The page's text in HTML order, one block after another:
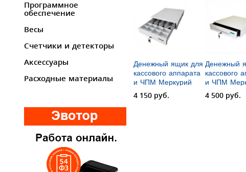
Программное
обеспечение
Весы
Счетчики и детекторы
Аксессуары
Расходные материалы
Денежный ящик для
кассового аппарата
и ЧПМ Меркурий
М100.2
(механический)
4 150 руб.
Денежный
кассового
и ЧПМ
М100.1
4 500 руб.